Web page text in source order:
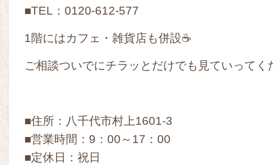
■TEL：0120-612-577
1階にはカフェ・雑貨店も併設☕
ご相談ついでにチラッとだけでも見ていってく
■住所：八千代市村上1601-3
■営業時間：9：00～17：00
■定休日：祝日